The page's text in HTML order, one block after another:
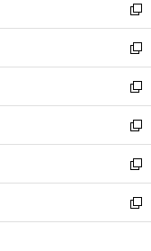
く
で
開
く
ド
ウ
で
開
く
ィ
ン
ド
ウ
で
開
く
い
ウ
ィ
ン
ド
ウ
で
開
く
新
し
い
ウ
ィ
ン
ド
ウ
で
開
く
新
し
い
ウ
ィ
ン
ド
ウ
で
開
新
し
い
ウ
ィ
ン
ド
ウ
新
し
い
ウ
ィ
ン
新
し
い
ウ
新
し